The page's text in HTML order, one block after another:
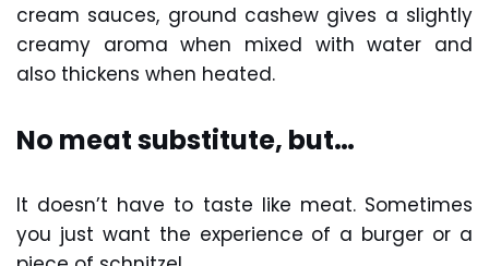
cream sauces, ground cashew gives a slightly
creamy aroma when mixed with water and
also thickens when heated.
No meat substitute, but…
It doesn’t have to taste like meat. Sometimes
you just want the experience of a burger or a